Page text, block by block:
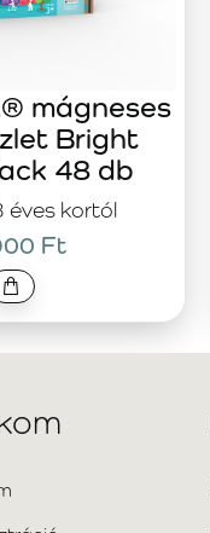
éves kortól
mágneses
Bright
48 db
Ft